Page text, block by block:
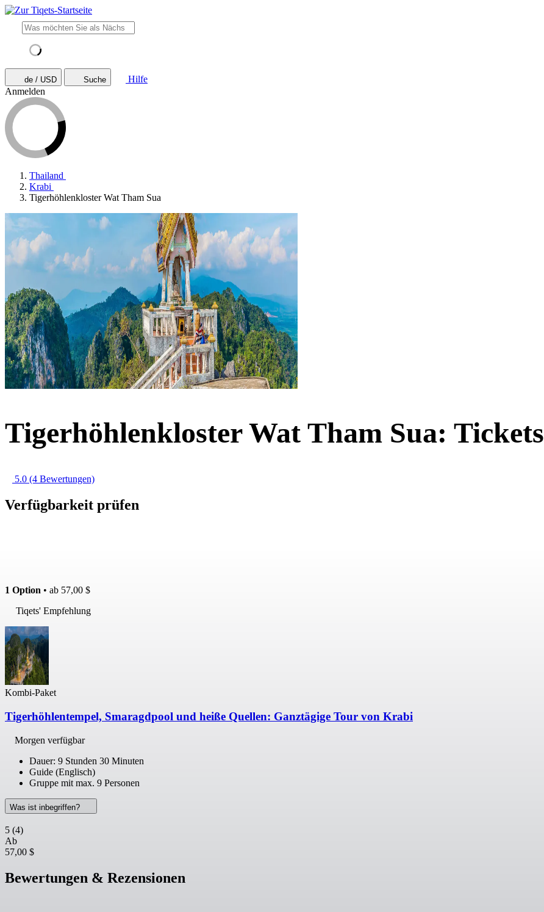
de / USD Suche
Hilfe
Anmelden
Thailand
Krabi
Tigerhöhlenkloster Wat Tham Sua
Tigerhöhlenkloster Wat Tham Sua: Tickets
5.0 (4 Bewertungen)
Verfügbarkeit prüfen
1 Option • ab 57,00 $
Tiqets' Empfehlung
Kombi-Paket
Tigerhöhlentempel, Smaragdpool und heiße Quellen: Ganztägige Tour von Krabi
Morgen verfügbar
Dauer: 9 Stunden 30 Minuten
Guide (Englisch)
Gruppe mit max. 9 Personen
Was ist inbegriffen?
5 (4)
Ab
57,00 $
Bewertungen & Rezensionen